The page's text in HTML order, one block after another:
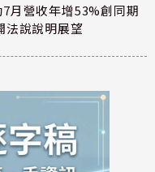
月營收年增53%創同期
法說說明展望